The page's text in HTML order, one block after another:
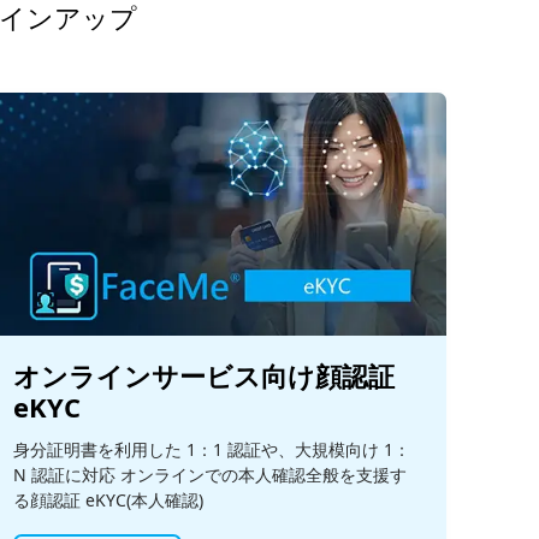
ンアップ
オンラインサービス向け顔認証
eKYC
身分証明書を利用した 1：1 認証や、大規模向け 1：
N 認証に対応 オンラインでの本人確認全般を支援す
る顔認証 eKYC(本人確認)